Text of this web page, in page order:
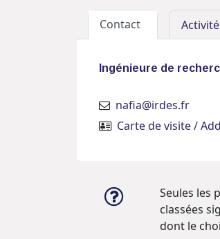
Contact
Ingénieure de
nafia@irdes.fr
Carte de visite /
Seules les
classées
dont le